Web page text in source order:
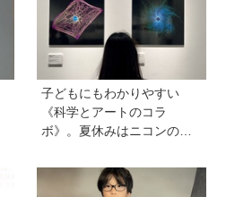
のお話
子どもにもわかりやすい
《科学とアートのコラ
ボ》。夏休みはニコンの特
へ！【高校生以下無料】